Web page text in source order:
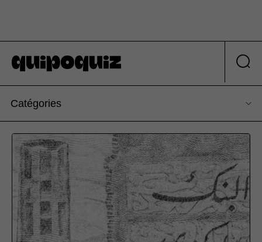
Catégories